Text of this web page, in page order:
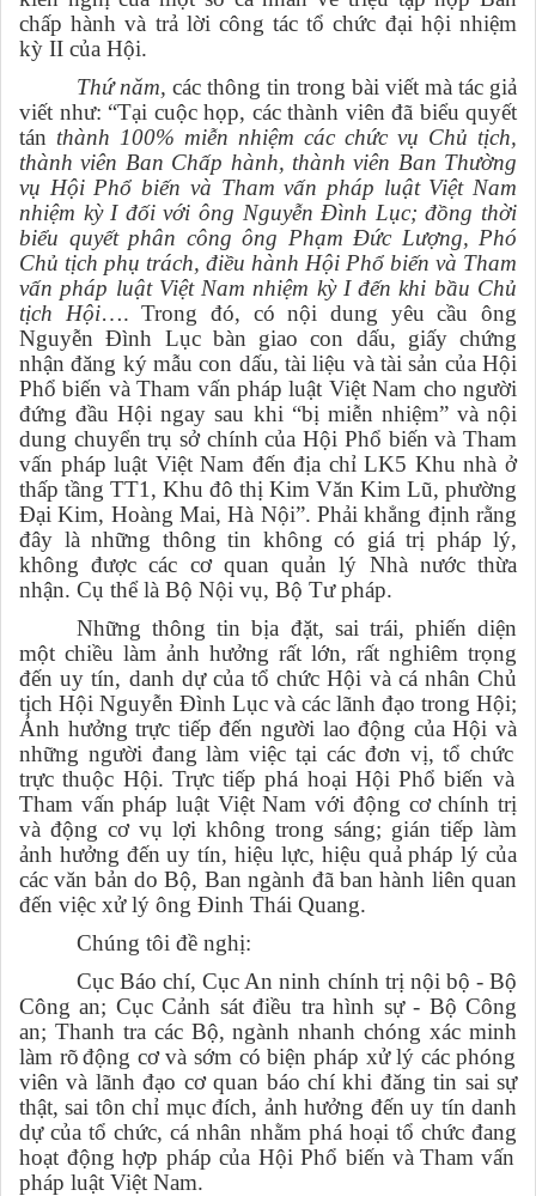
chấp hành và trả lời công tác tổ chức đại hội nhiệm
kỳ II của Hội.
Thứ năm, các thông tin trong bài viết mà tác giả
viết như: “Tại cuộc họp, các thành viên đã biểu quyết
tán thành 100% miễn nhiệm các chức vụ Chủ tịch,
thành viên Ban Chấp hành, thành viên Ban Thường
vụ Hội Phổ biến và Tham vấn pháp luật Việt Nam
nhiệm kỳ I đối với ông Nguyễn Đình Lục; đồng thời
biểu quyết phân công ông Phạm Đức Lượng, Phó
Chủ tịch phụ trách, điều hành Hội Phổ biến và Tham
vấn pháp luật Việt Nam nhiệm kỳ I đến khi bầu Chủ
tịch Hội…. Trong đó, có nội dung yêu cầu ông
Nguyễn Đình Lục bàn giao con dấu, giấy chứng
nhận đăng ký mẫu con dấu, tài liệu và tài sản của Hội
Phổ biến và Tham vấn pháp luật Việt Nam cho người
đứng đầu Hội ngay sau khi “bị miễn nhiệm” và nội
dung chuyển trụ sở chính của Hội Phổ biến và Tham
vấn pháp luật Việt Nam đến địa chỉ LK5 Khu nhà ở
thấp tầng TT1, Khu đô thị Kim Văn Kim Lũ, phường
Đại Kim, Hoàng Mai, Hà Nội”. Phải khẳng định rằng
đây là những thông tin không có giá trị pháp lý,
không được các cơ quan quản lý Nhà nước thừa
nhận. Cụ thể là Bộ Nội vụ, Bộ Tư pháp.
Những thông tin bịa đặt, sai trái, phiến diện
một chiều làm ảnh hưởng rất lớn, rất nghiêm trọng
đến uy tín, danh dự của tổ chức Hội và cá nhân Chủ
tịch Hội Nguyễn Đình Lục và các lãnh đạo trong Hội;
Ảnh hưởng trực tiếp đến người lao động của Hội và
những người đang làm việc tại các đơn vị, tổ chức
trực thuộc Hội. Trực tiếp phá hoại Hội Phổ biến và
Tham vấn pháp luật Việt Nam với động cơ chính trị
và động cơ vụ lợi không trong sáng; gián tiếp làm
ảnh hưởng đến uy tín, hiệu lực, hiệu quả pháp lý của
các văn bản do Bộ, Ban ngành đã ban hành liên quan
đến việc xử lý ông Đinh Thái Quang.
Chúng tôi đề nghị:
Cục Báo chí, Cục An ninh chính trị nội bộ -Bộ
Công an; Cục Cảnh sát điều tra hình sự- Bộ Công
an; Thanh tra các Bộ, ngành nhanh chóng xác minh
làm rõ động cơvà sớm có biện pháp xử lý cácphóng
viên và lãnh đạo cơ quan báo chí khi đăng tin sai sự
thật, sai tôn chỉ mục đích, ảnh hưởng đến uy tín danh
dự của tổ chức, cá nhân nhằm phá hoại tổ chứcđang
hoạt động hợp pháp của HộiPhổ biến và Tham vấn
pháp luật Việt Nam.